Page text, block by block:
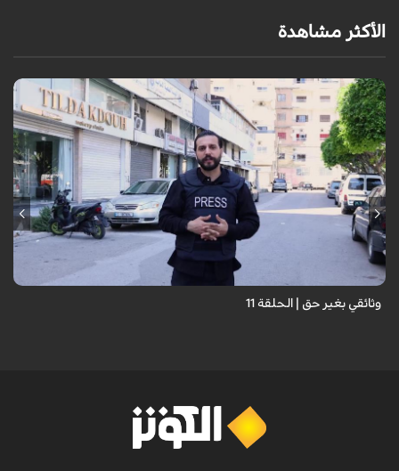
الأكثر مشاهدة
وثائقي بغير حق | الحلقة 11